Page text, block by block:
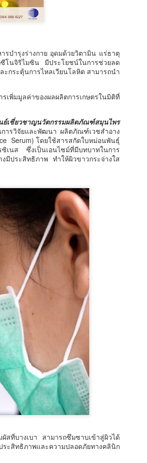
บำรุงร่างกาย อุดมด้วยวิตามิน แร่ธาตุ
นจิริไมซิน มีประโยชน์ในการช่วยลด
กระตุ้นการไหลเวียนโลหิต สามารถนำ
เพิ่มมูลค่าของผลผลิตการเกษตรในมิติที่
ชี่ยวชาญนวัตกรรมผลิตภัณฑ์สมุนไพร
การวิจัยและพัฒนา ผลิตภัณฑ์เวชสำอาง
Serum) โดยใช้สารสกัดใบหม่อนพันธุ์
เนส ซึ่งเป็นเอนไซม์ที่มีบทบาทในการ
มีประสิทธิภาพ ทำให้ผิวขาวกระจ่างใส
สที่บางเบา สามารถซึมซาบเข้าสู่ผิวได้
ะสิทธิภาพและความปลอดภัยทางคลินิก
ไม่ปล่อย!
ผลกลุ่ม
แกะรอย
ลางกรุง
ที่ผ่านมา
ช.น.
คุณธรรมของศาสนิ
กชน
คาทอลิกแห่งใหม่หนุนบทบาทศาสน
นางสาวซาบีดา ไทยเศรษฐ์ รัฐมนตรี
ว่าการกระทรวงวัฒนธรรม
(รมว.วธ.) เปิดเผยว่า ที่ประชุมคณะ
รัฐมนตรี (ครม.) เมื่อวันที่ 5
เห็นชอบการรับรองวัดคาทอลิกเพิ่ม
เติมอีก 1 แห่ง ตามที่กระทรวง
วัฒนธรรม (วธ.) เสนอ เพื่อเป็นวัด
คาทอลิกตามระเบียบสำนักนายก
รัฐมนตรี ว่าด้วยแนวทางพิจารณาใน
การจัดตั้งวัดบาทหลวง
โรมันคาทอลิก พ.ศ.
มเป็น
ย
รให้
กาสให้
างมอีก
ใหญ่
ป็น
เป็น
งิน
ร่วม
เป็น
ดี
บ